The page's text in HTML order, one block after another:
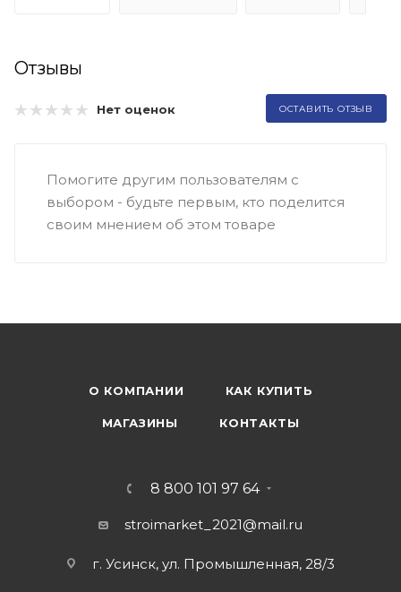
Отзывы
Нет оценок ОСТАВИТЬ ОТЗЫВ
Помогите другим пользователям с
выбором - будьте первым, кто поделится
своим мнением об этом товаре
О КОМПАНИИ КАК КУПИТЬ
МАГАЗИНЫ КОНТАКТЫ
8 800 101 97 64
stroimarket_2021@mail.ru
г. Усинск, ул. Промышленная, 28/3